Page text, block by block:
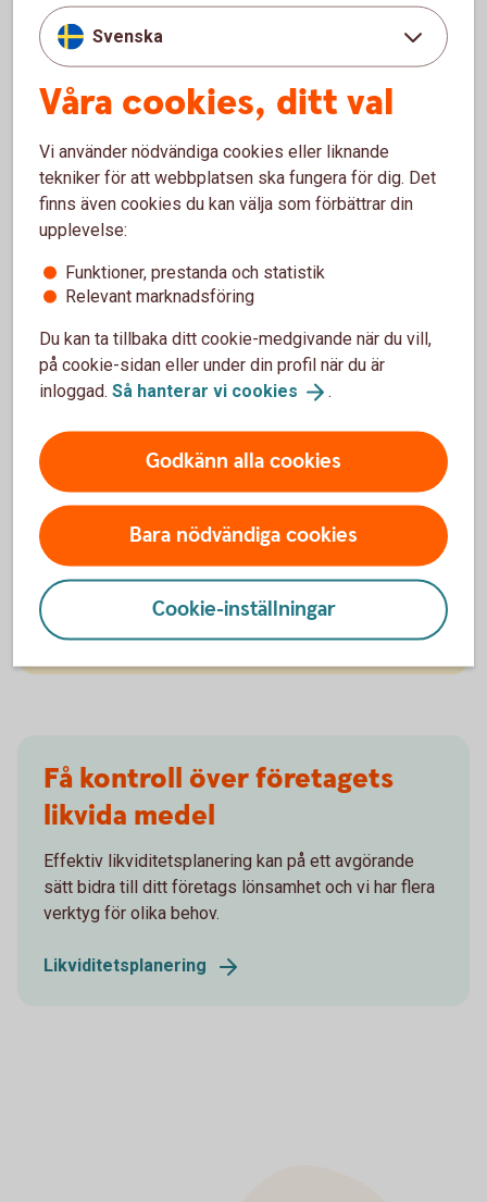
beroende av enstaka kunder
eller leverantörer
Minska din sårbarhet genom att diversifiera din
dig om att du kan få tag på kritiska insatsvaror
från fler håll än ett.
Jobba på relationerna
regelbundna samtal med dina kunder och
leverantörer, så att du tidigt kan agera om de
får ekonomiska problem.
Undersök vad en
kreditförsäkring kan erbjuda dig
Är det värt pengarna? Läs det finstilta.
Stresstesta ditt företag och fyll
på bufferten
Håll koll på likviditeten och stresstesta ditt
företag regelbundet. Hur robust är företaget vid
oväntade händelser? Vad händer om din
största kund ställer in betalningarna? Bygg upp
ekonomiska reserver när du kan.
Få kontroll över företagets
likvida medel
Effektiv likviditetsplanering kan på ett avgörande
sätt bidra till ditt företags lönsamhet och vi har flera
verktyg för olika behov.
Likviditetsplanering
Svenska
Våra cookies, ditt val
Vi använder nödvändiga cookies eller liknande
tekniker för att webbplatsen ska fungera för dig. Det
finns även cookies du kan välja som förbättrar din
upplevelse:
Funktioner, prestanda och statistik
Relevant marknadsföring
Du kan ta tillbaka ditt cookie-medgivande när du vill,
på cookie-sidan eller under din profil när du är
inloggad. Så hanterar vi cookies .
Godkänn alla cookies
Bara nödvändiga cookies
Cookie-inställningar